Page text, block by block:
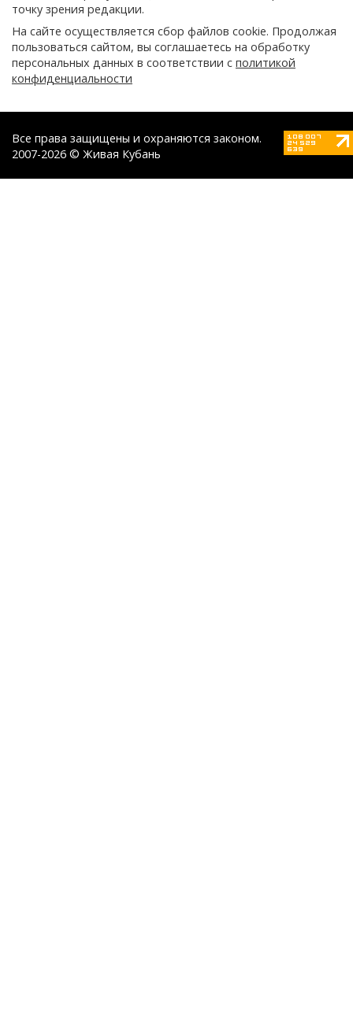
точку зрения редакции.
На сайте осуществляется сбор файлов cookie. Продолжая
пользоваться сайтом, вы соглашаетесь на обработку
персональных данных в соответствии с политикой
конфиденциальности
Все права защищены и охраняются законом.
2007-2026 © Живая Кубань